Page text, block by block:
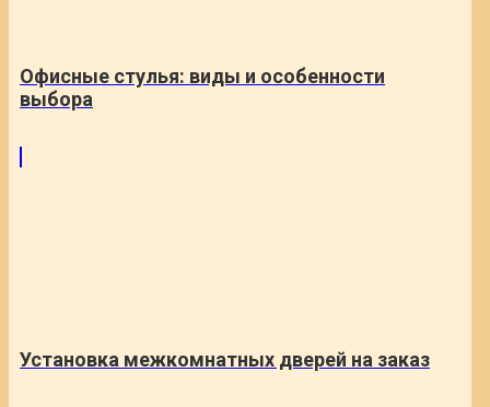
Офисные стулья: виды и особенности
выбора
Установка межкомнатных дверей на заказ